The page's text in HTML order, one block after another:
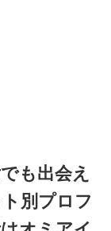
も出会え
別プロフ